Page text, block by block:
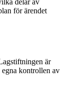
delar av
för ärendet
är
egna kontrollen av